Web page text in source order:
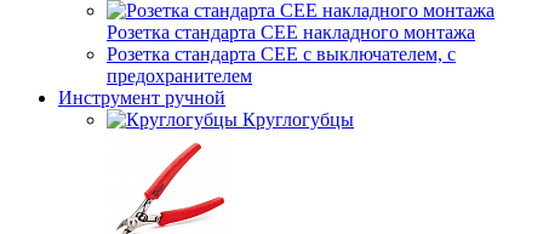
Розетка стандарта СЕЕ накладного монтажа
Розетка стандарта СЕЕ с выключателем, с
предохранителем
Инструмент ручной
Круглогубцы